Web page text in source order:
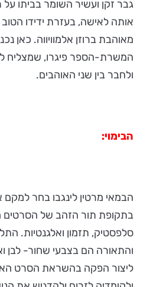
גבר זקן ועשיר השומר בביתו על
אותה לאישה, בעזרת ידידו הטוב
מאוהבת ברוזן אלמוויווה. כאן
המשרת-הספר פיגרו, שמצליח
ולחבר בין שני האוהבים.
הבימוי:
בתקופת תור הזהב של הסרטים
סלפסטיק, תזמון ואלגנטיות.
והתאורה הם בצבעי שחור- לבן
ליצור הפקה בהשראת הסרט